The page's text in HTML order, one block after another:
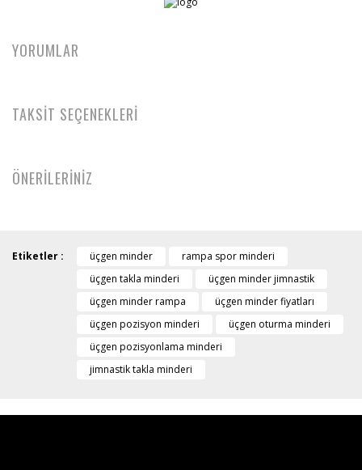
YORUMLAR
TAKSİT SEÇENEKLERİ
ÖNERİLERİNİZ
Etiketler : üçgen minder
rampa spor minderi
üçgen takla minderi
üçgen minder jimnastik
üçgen minder rampa
üçgen minder fiyatları
üçgen pozisyon minderi
üçgen oturma minderi
üçgen pozisyonlama minderi
jimnastik takla minderi